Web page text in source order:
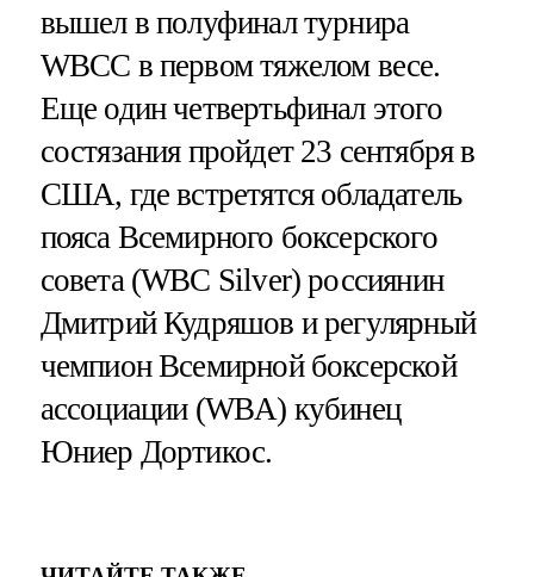
вышел в полуфинал турнира
WBCC в первом тяжелом весе.
Еще один четвертьфинал этого
состязания пройдет 23 сентября в
США, где встретятся обладатель
пояса Всемирного боксерского
совета (WBC Silver) россиянин
Дмитрий Кудряшов и регулярный
чемпион Всемирной боксерской
ассоциации (WBA) кубинец
Юниер Дортикос.